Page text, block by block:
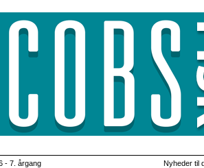
- 7. årgang Nyheder til